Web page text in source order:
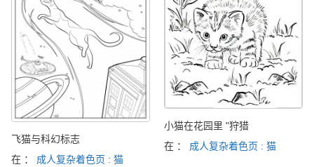
飞猫与科幻标志
在 ： 成人复杂着色页 : 猫
小猫在花园里 "狩猎
在 ： 成人复杂着色页 : 猫